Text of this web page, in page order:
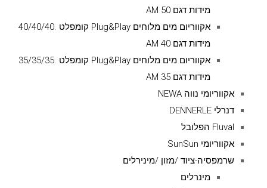
מידות דגם AM 50
אקווריום מים מלוחים Plug&Play קומפלט .40/40/40
מידות דגם AM 40
אקווריום מים מלוחים Plug&Play קומפלט .35/35/35
מידות דגם AM 35
אקווריומי נווה NEWA
דנרלי DENNERLE
Fluval הפלובל
אקווריומי SunSun
שרמפסיה-ציוד /מזון /מינירלים
מינרלים